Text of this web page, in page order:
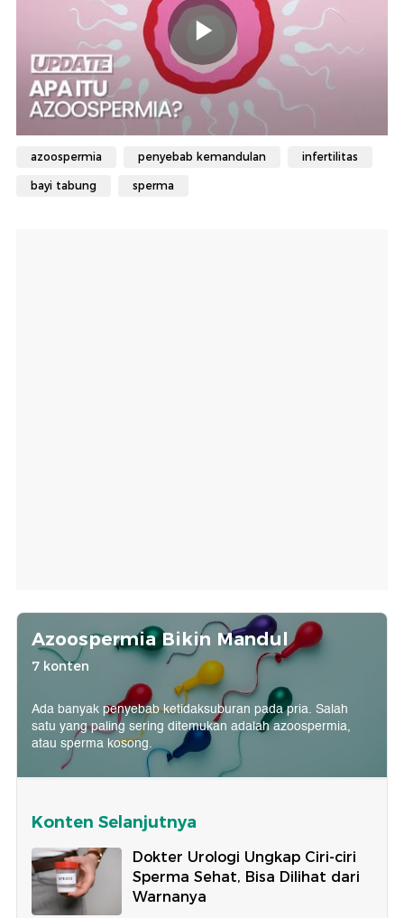
azoospermia penyebab kemandulan infertilitas
bayi tabung sperma
Azoospermia Bikin Mandul
7 konten
Ada banyak penyebab ketidaksuburan pada pria. Salah
satu yang paling sering ditemukan adalah azoospermia,
atau sperma kosong.
Konten Selanjutnya
Dokter Urologi Ungkap Ciri-ciri
Sperma Sehat, Bisa Dilihat dari
Warnanya